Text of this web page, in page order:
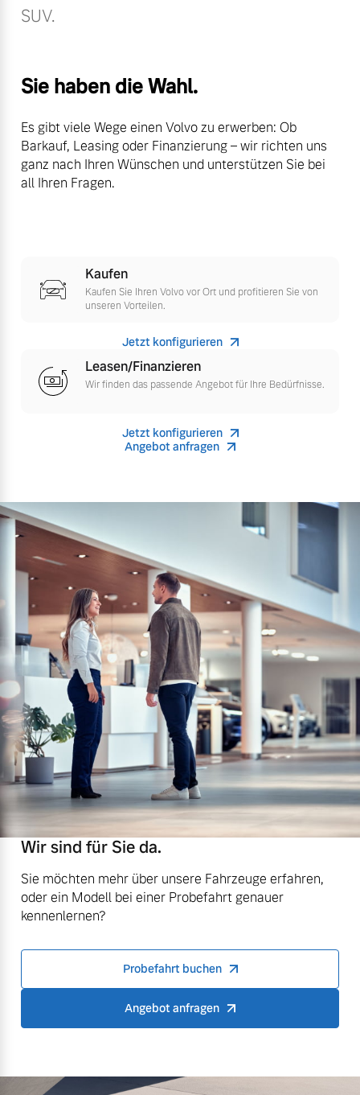
Jetzt kennenlernen
Frühjahrscheck
Entdecken Sie unsere
Finanzierung & Leasing
Versicherung
SUV.
Sie haben die Wahl.
Es gibt viele Wege einen Volvo zu erwerben: Ob
Barkauf, Leasing oder Finanzierung – wir richten uns
ganz nach Ihren Wünschen und unterstützen Sie bei
all Ihren Fragen.
Kaufen
Kaufen Sie Ihren Volvo vor Ort und profitieren Sie von
unseren Vorteilen.
Jetzt konfigurieren
Leasen/Finanzieren
Wir finden das passende Angebot für Ihre Bedürfnisse.
Jetzt konfigurieren
Angebot anfragen
Wir sind für Sie da.
Sie möchten mehr über unsere Fahrzeuge erfahren,
oder ein Modell bei einer Probefahrt genauer
kennenlernen?
Probefahrt buchen
Angebot anfragen